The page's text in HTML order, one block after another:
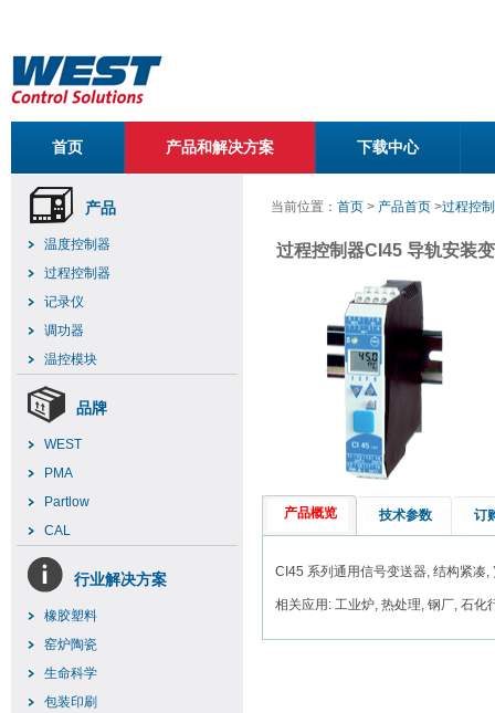
首页 产品和解决方案 下载中心
产品
温度控制器
过程控制器
记录仪
调功器
温控模块
品牌
WEST
PMA
Partlow
CAL
行业解决方案
橡胶塑料
窑炉陶瓷
生命科学
包装印刷
当前位置： 首页 > 产品首页 >过程控
过程控制器CI45 导轨安装
产品概览 技术参数 订
CI45 系列通用信号变送器, 结构紧凑
相关应用: 工业炉, 热处理, 钢厂, 石化